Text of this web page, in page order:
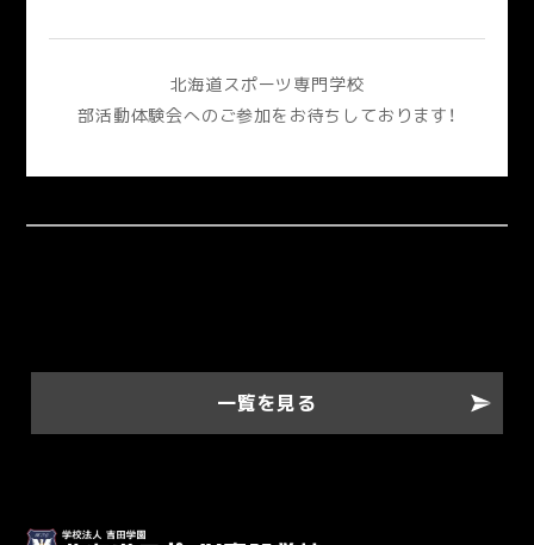
北海道スポーツ専門学校
部活動体験会へのご参加をお待ちしております！
一覧を見る